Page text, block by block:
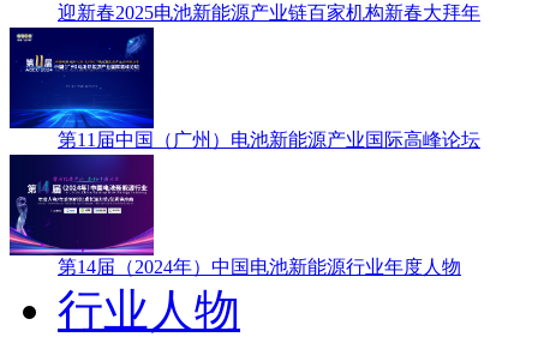
迎新春2025电池新能源产业链百家机构新春大拜年
第11届中国（广州）电池新能源产业国际高峰论坛
第14届（2024年）中国电池新能源行业年度人物
行业人物